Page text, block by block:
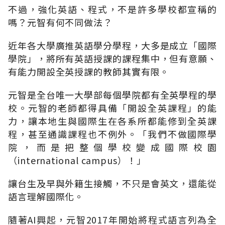
不過，強化英語、程式，不是許多學校都宣稱的
嗎？元智有何不同做法？
近年各大學廣推英語學分學程，大多是成立「國際
學院」，將所有英語授課的課程集中，但有意願、
有能力開設全英授課的教師其實有限。
元智是全台唯一大學部每個學院都有全英學程的學
校。元智的老師都得具備「開設全英課程」的能
力，讓本地生與國際生在各系所都能修到全英課
程，甚至通識課程也不例外。「我們不做國際學
院，而是把整個學校變成國際校園
（international campus）！」
讓台生及早與外籍生接觸，不只是會英文，還能從
語言理解國際化。
隨著AI興起，元智2017年開始將程式語言列為全